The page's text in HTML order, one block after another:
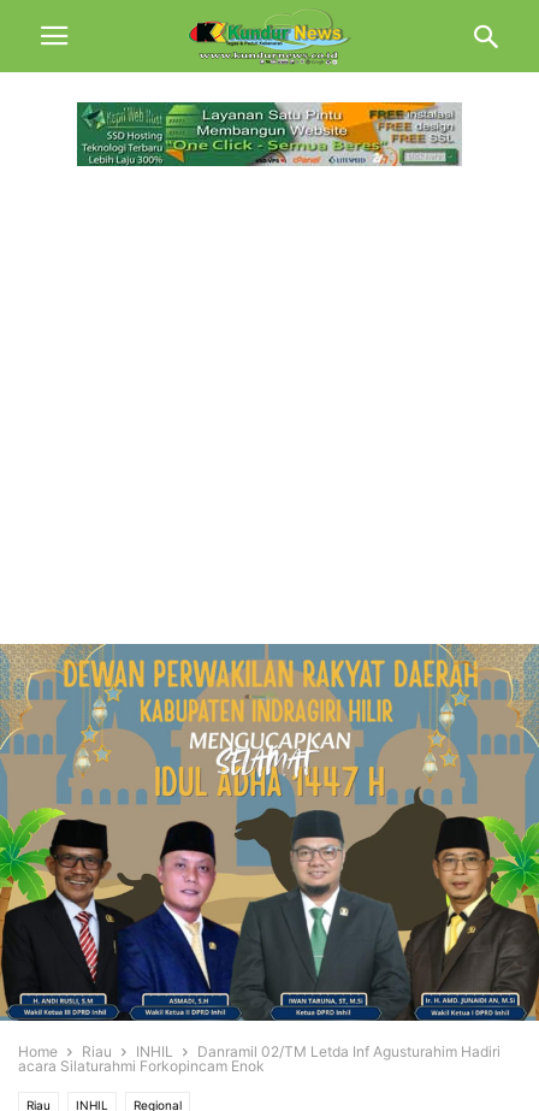
Home Riau INHIL
Danramil 02/TM Letda Inf Agusturahim Hadiri
acara Silaturahmi Forkopincam Enok
Riau INHIL Regional